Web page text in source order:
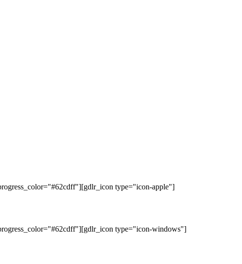
type="icon-apple"]
type="icon-windows"]